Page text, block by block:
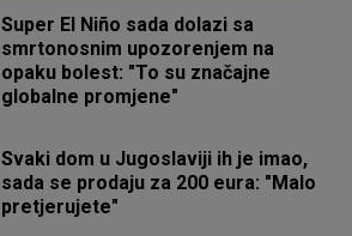
Super El Niño sada dolazi sa
smrtonosnim upozorenjem na
opaku bolest: "To su značajne
globalne promjene"
Svaki dom u Jugoslaviji ih je imao,
sada se prodaju za 200 eura: "Malo
pretjerujete"